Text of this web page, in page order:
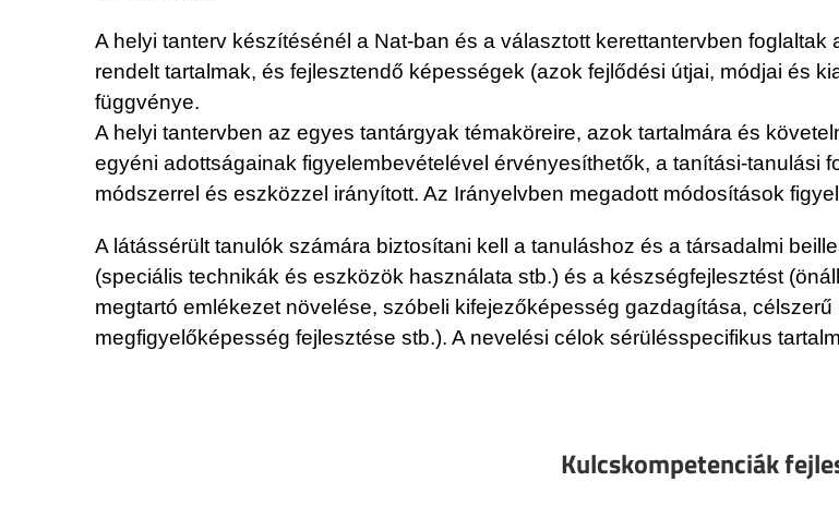
A helyi tanterv készítésénél a Nat-ban és a választott kerettantervben
rendelt tartalmak, és fejlesztendő képességek (azok fejlődési útjai, módjai és
függvénye.
A helyi tantervben az egyes tantárgyak témaköreire, azok tartalmára és
egyéni adottságainak figyelembevételével érvényesíthetők, a tanítási-tanulási
módszerrel és eszközzel irányított. Az Irányelvben megadott módosítások
A látássérült tanulók számára biztosítani kell a tanuláshoz és a társadalmi
(speciális technikák és eszközök használata stb.) és a készségfejlesztést
megtartó emlékezet növelése, szóbeli kifejezőképesség gazdagítása,
megfigyelőképesség fejlesztése stb.). A nevelési célok sérülésspecifikus
Kulcskompetenciák